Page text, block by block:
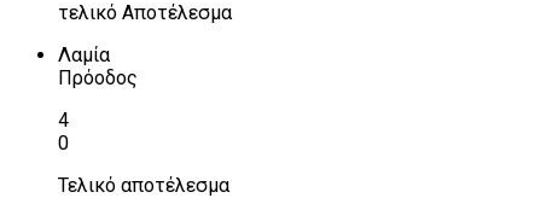
τελικό Αποτέλεσμα
Λαμία
Πρόοδος
4
0
Τελικό αποτέλεσμα